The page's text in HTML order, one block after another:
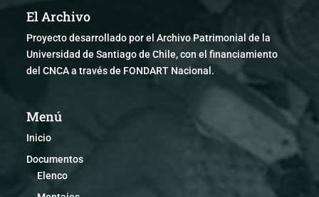
El Archivo
Proyecto desarrollado por el Archivo Patrimonial de la
Universidad de Santiago de Chile, con el financiamiento
del CNCA a través de FONDART Nacional.
Menú
Inicio
Documentos
Elenco